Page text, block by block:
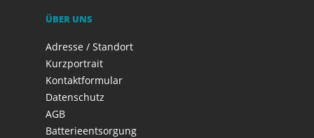
ÜBER UNS
Adresse / Standort
Kurzportrait
Kontaktformular
Datenschutz
AGB
Batterieentsorgung